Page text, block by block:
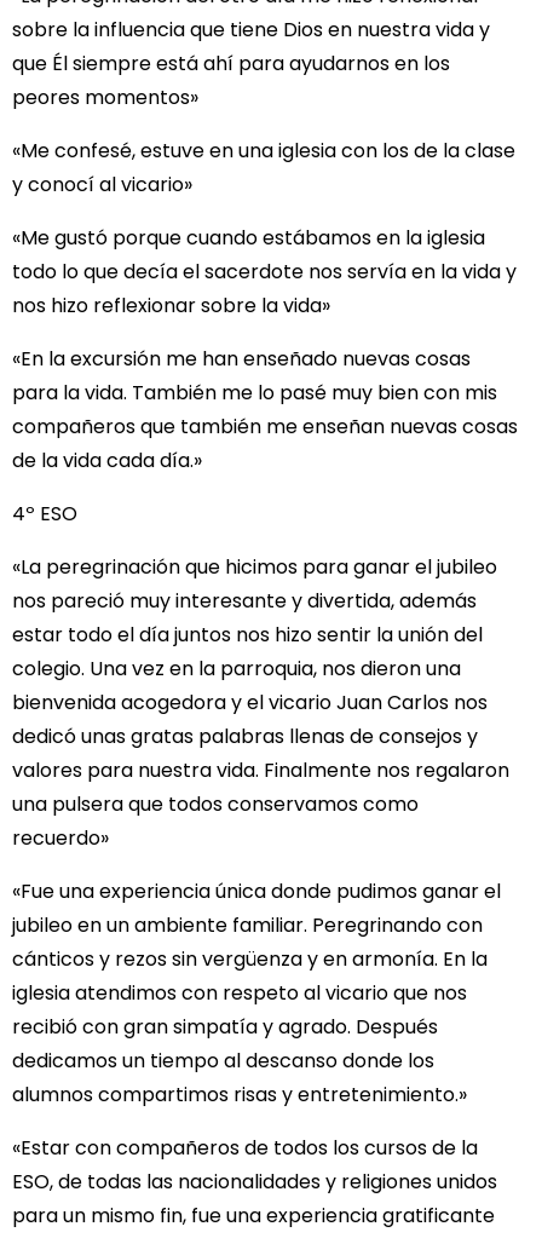
sobre la influencia que tiene Dios en nuestra vida y
que Él siempre está ahí para ayudarnos en los
peores momentos»
«Me confesé, estuve en una iglesia con los de la clase
y conocí al vicario»
«Me gustó porque cuando estábamos en la iglesia
todo lo que decía el sacerdote nos servía en la vida y
nos hizo reflexionar sobre la vida»
«En la excursión me han enseñado nuevas cosas
para la vida. También me lo pasé muy bien con mis
compañeros que también me enseñan nuevas cosas
de la vida cada día.»
4º ESO
«La peregrinación que hicimos para ganar el jubileo
nos pareció muy interesante y divertida, además
estar todo el día juntos nos hizo sentir la unión del
colegio. Una vez en la parroquia, nos dieron una
bienvenida acogedora y el vicario Juan Carlos nos
dedicó unas gratas palabras llenas de consejos y
valores para nuestra vida. Finalmente nos regalaron
una pulsera que todos conservamos como
recuerdo»
«Fue una experiencia única donde pudimos ganar el
jubileo en un ambiente familiar. Peregrinando con
cánticos y rezos sin vergüenza y en armonía. En la
iglesia atendimos con respeto al vicario que nos
recibió con gran simpatía y agrado. Después
dedicamos un tiempo al descanso donde los
alumnos compartimos risas y entretenimiento.»
«Estar con compañeros de todos los cursos de la
ESO, de todas las nacionalidades y religiones unidos
para un mismo fin, fue una experiencia gratificante